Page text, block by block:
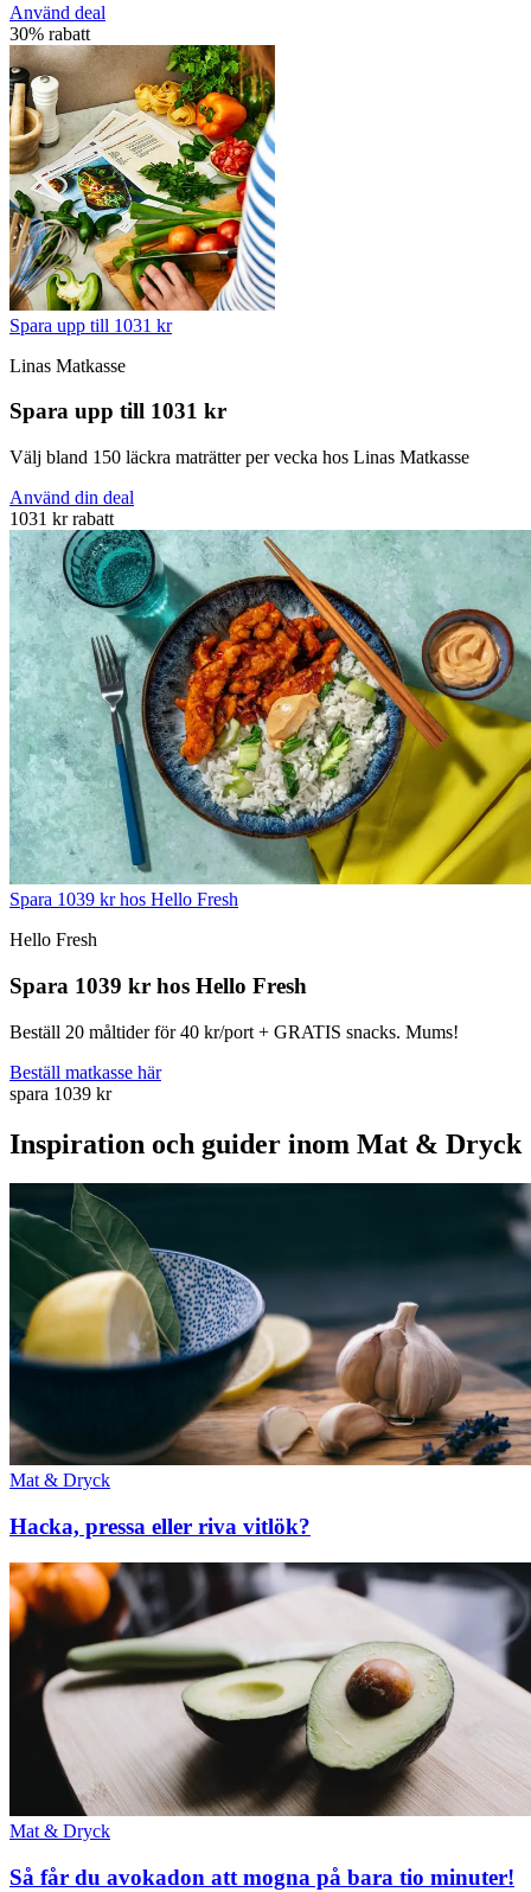
Använd deal
30% rabatt
Spara upp till 1031 kr
Linas Matkasse
Spara upp till 1031 kr
Välj bland 150 läckra maträtter per vecka hos Linas Matkasse
Använd din deal
1031 kr rabatt
Spara 1039 kr hos Hello Fresh
Hello Fresh
Spara 1039 kr hos Hello Fresh
Beställ 20 måltider för 40 kr/port + GRATIS snacks. Mums!
Beställ matkasse här
spara 1039 kr
Inspiration och guider inom Mat & Dryck
Mat & Dryck
Hacka, pressa eller riva vitlök?
Mat & Dryck
Så får du avokadon att mogna på bara tio minuter!